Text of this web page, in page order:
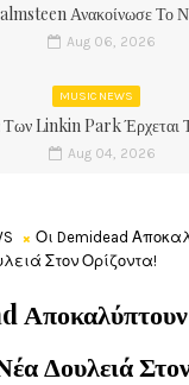
Ανακοίνωσε Το
Aug 06, 2026
MUSIC NEWS
Των Linkin Park Έρχεται
Aug 04, 2026
Οι Demidead
Στον Ορίζοντα!
Δουλειά